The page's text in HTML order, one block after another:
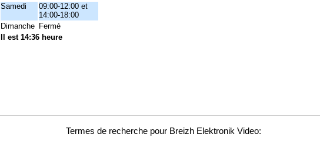
Samedi
09:00-12:00 et
14:00-18:00
Dimanche
Fermé
Il est 14:36 heure
Termes de recherche pour Breizh Elektronik Video: